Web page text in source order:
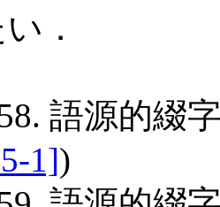
．
語源的綴
1])